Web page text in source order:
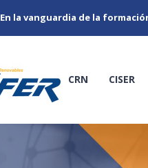
En la vanguardia de la
CRN CISER